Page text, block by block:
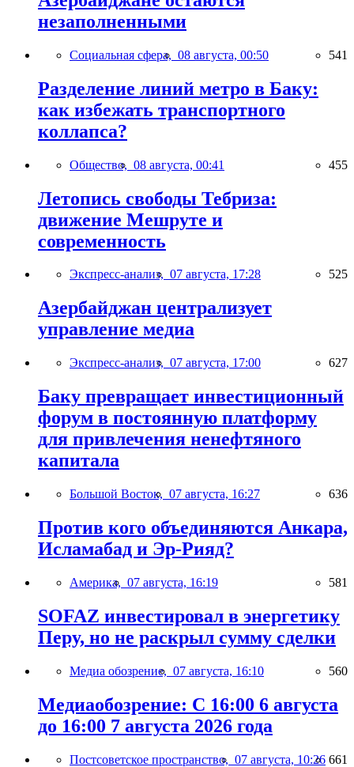
незаполненными
Социальная сфера, 08 августа, 00:50 541
Разделение линий метро в Баку:
как избежать транспортного
коллапса?
Общество, 08 августа, 00:41 455
Летопись свободы Тебриза:
движение Мешруте и
современность
Экспресс-анализ, 07 августа, 17:28 525
Азербайджан централизует
управление медиа
Экспресс-анализ, 07 августа, 17:00 627
Баку превращает инвестиционный
форум в постоянную платформу
для привлечения ненефтяного
капитала
Большой Восток, 07 августа, 16:27 636
Против кого объединяются Анкара,
Исламабад и Эр-Рияд?
Америка, 07 августа, 16:19 581
SOFAZ инвестировал в энергетику
Перу, но не раскрыл сумму сделки
Медиа обозрение, 07 августа, 16:10 560
Медиаобозрение: С 16:00 6 августа
до 16:00 7 августа 2026 года
Постсоветское пространство, 07 августа, 10:26 661